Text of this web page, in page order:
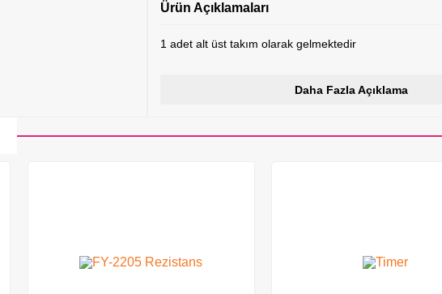
Ürün Açıklamaları
1 adet alt üst takım olarak gelmektedir
Daha Fazla Açıklama